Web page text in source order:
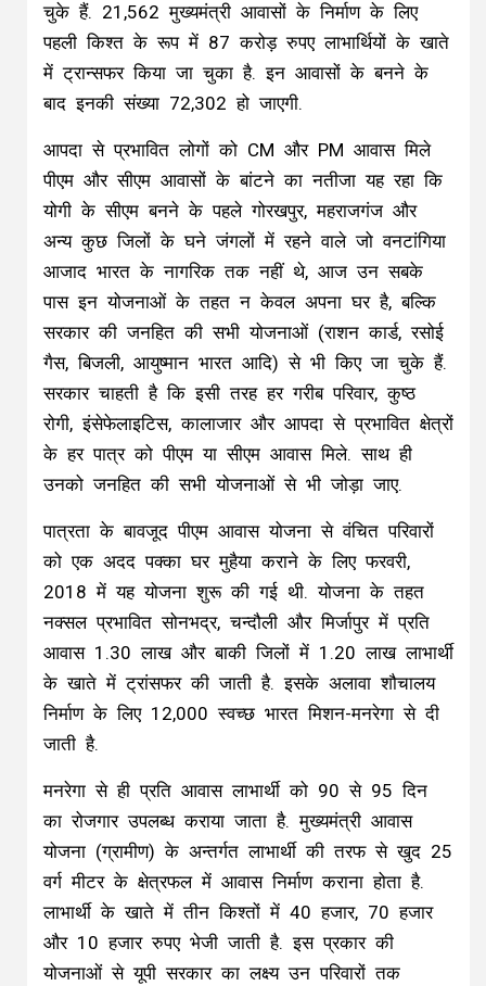
चुके हैं. 21,562 मुख्यमंत्री आवासों के निर्माण के लिए
पहली किश्त के रूप में 87 करोड़ रुपए लाभार्थियों के खाते
में ट्रान्सफर किया जा चुका है. इन आवासों के बनने के
बाद इनकी संख्या 72,302 हो जाएगी.
आपदा से प्रभावित लोगों को CM और PM आवास मिले
पीएम और सीएम आवासों के बांटने का नतीजा यह रहा कि
योगी के सीएम बनने के पहले गोरखपुर, महराजगंज और
अन्य कुछ जिलों के घने जंगलों में रहने वाले जो वनटांगिया
आजाद भारत के नागरिक तक नहीं थे, आज उन सबके
पास इन योजनाओं के तहत न केवल अपना घर है, बल्कि
सरकार की जनहित की सभी योजनाओं (राशन कार्ड, रसोई
गैस, बिजली, आयुष्मान भारत आदि) से भी किए जा चुके हैं.
सरकार चाहती है कि इसी तरह हर गरीब परिवार, कुष्ठ
रोगी, इंसेफेलाइटिस, कालाजार और आपदा से प्रभावित क्षेत्रों
के हर पात्र को पीएम या सीएम आवास मिले. साथ ही
उनको जनहित की सभी योजनाओं से भी जोड़ा जाए.
पात्रता के बावजूद पीएम आवास योजना से वंचित परिवारों
को एक अदद पक्का घर मुहैया कराने के लिए फरवरी,
2018 में यह योजना शुरू की गई थी. योजना के तहत
नक्सल प्रभावित सोनभद्र, चन्दौली और मिर्जापुर में प्रति
आवास 1.30 लाख और बाकी जिलों में 1.20 लाख लाभार्थी
के खाते में ट्रांसफर की जाती है. इसके अलावा शौचालय
निर्माण के लिए 12,000 स्वच्छ भारत मिशन-मनरेगा से दी
जाती है.
मनरेगा से ही प्रति आवास लाभार्थी को 90 से 95 दिन
का रोजगार उपलब्ध कराया जाता है. मुख्यमंत्री आवास
योजना (ग्रामीण) के अन्तर्गत लाभार्थी की तरफ से खुद 25
वर्ग मीटर के क्षेत्रफल में आवास निर्माण कराना होता है.
लाभार्थी के खाते में तीन किश्तों में 40 हजार, 70 हजार
और 10 हजार रुपए भेजी जाती है. इस प्रकार की
योजनाओं से यूपी सरकार का लक्ष्य उन परिवारों तक